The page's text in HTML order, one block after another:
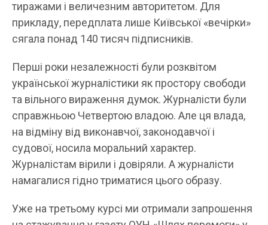
тиражами і величезним авторитетом. Для
прикладу, передплата лише Київської «вечірки»
сягала понад 140 тисяч підписників.
Перші роки незалежності були розквітом
української журналістики як простору свободи
та вільного вираження думок. Журналісти були
справжньою Четвертою владою. Але ця влада,
на відміну від виконавчої, законодавчої і
судової, носила моральний характер.
Журналістам вірили і довіряли. А журналісти
намагалися гідно триматися цього образу.
Уже на третьому курсі ми отримали запрошення